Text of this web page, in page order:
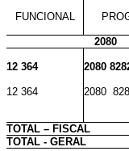
FUNCIONAL
2080
12 364
2080
12 364
2080
TOTAL – FISCAL
TOTAL - GERAL